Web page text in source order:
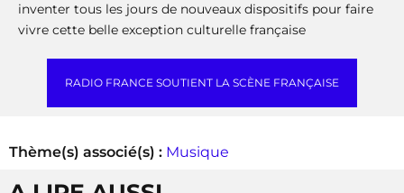
inventer tous les jours de nouveaux dispositifs pour faire
vivre cette belle exception culturelle française
RADIO FRANCE SOUTIENT LA SCÈNE FRANÇAISE
Thème(s) associé(s) : Musique